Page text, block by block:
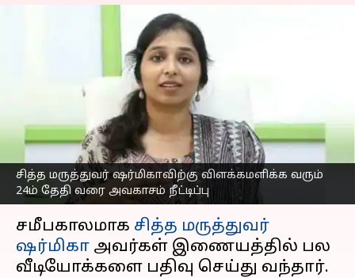
சித்த மருத்துவர் ஷர்மிகாவிற்கு விளக்கமளிக்க வரும்
24ம் தேதி வரை அவகாசம் நீட்டிப்பு
சித்த மருத்துவர்
ஷர்மிகாவிற்கு
விளக்கமளிக்க வரும் 24ம்
தேதி வரை அவகாசம்
நீட்டிப்பு
எழுதியவர் Nivetha P Feb 10, 2023 06:45 pm
செய்தி முன்னோட்டம்
சமீபகாலமாக சித்த மருத்துவர்
ஷர்மிகா அவர்கள் இணையத்தில் பல
வீடியோக்களை பதிவு செய்து வந்தார்.